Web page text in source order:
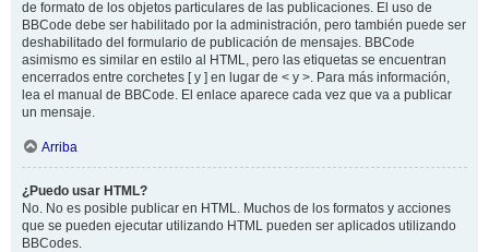
de formato de los objetos particulares de las publicaciones. El uso de
BBCode debe ser habilitado por la administración, pero también puede ser
deshabilitado del formulario de publicación de mensajes. BBCode
asimismo es similar en estilo al HTML, pero las etiquetas se encuentran
encerrados entre corchetes [ y ] en lugar de < y >. Para más información,
lea el manual de BBCode. El enlace aparece cada vez que va a publicar
un mensaje.
Arriba
¿Puedo usar HTML?
No. No es posible publicar en HTML. Muchos de los formatos y acciones
que se pueden ejecutar utilizando HTML pueden ser aplicados utilizando
BBCodes.